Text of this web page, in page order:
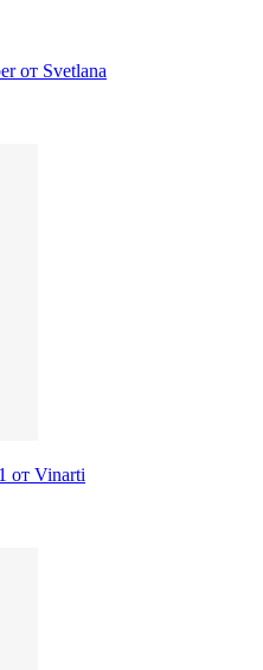
от Svetlana
от Vinarti